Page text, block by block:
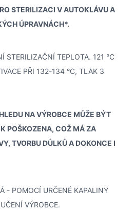
STERILIZACI V AUTOKLÁVU A
ÚPRAVNÁCH*.
STERILIZAČNÍ TEPLOTA. 121 °C
PŘI 132-134 °C, TLAK 3
NA VÝROBCE MŮŽE BÝT
POŠKOZENA, COŽ MÁ ZA
TVORBU DŮLKŮ A DOKONCE I
- POMOCÍ URČENÉ KAPALINY
VÝROBCE.